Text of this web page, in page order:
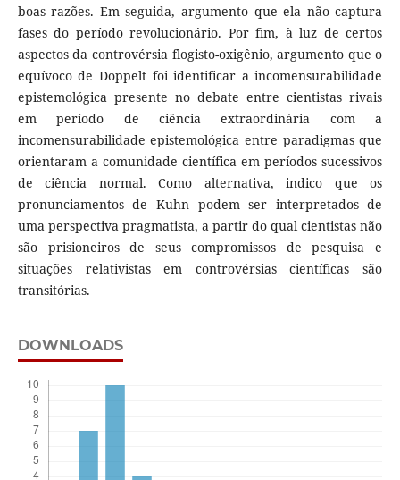
boas razões. Em seguida, argumento que ela não captura
fases do período revolucionário. Por fim, à luz de certos
aspectos da controvérsia flogisto-oxigênio, argumento que o
equívoco de Doppelt foi identificar a incomensurabilidade
epistemológica presente no debate entre cientistas rivais
em período de ciência extraordinária com a
incomensurabilidade epistemológica entre paradigmas que
orientaram a comunidade científica em períodos sucessivos
de ciência normal. Como alternativa, indico que os
pronunciamentos de Kuhn podem ser interpretados de
uma perspectiva pragmatista, a partir do qual cientistas não
são prisioneiros de seus compromissos de pesquisa e
situações relativistas em controvérsias científicas são
transitórias.
DOWNLOADS